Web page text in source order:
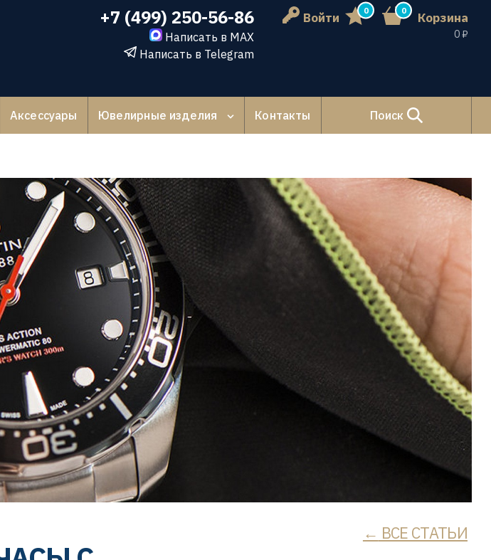
+7 (499) 250-56-86
Написать в MAX
Написать в Telegram
Войти 0 0 Корзина
0 ₽
Аксессуары Ювелирные изделия Контакты Поиск
ВСЕ СТАТЬИ